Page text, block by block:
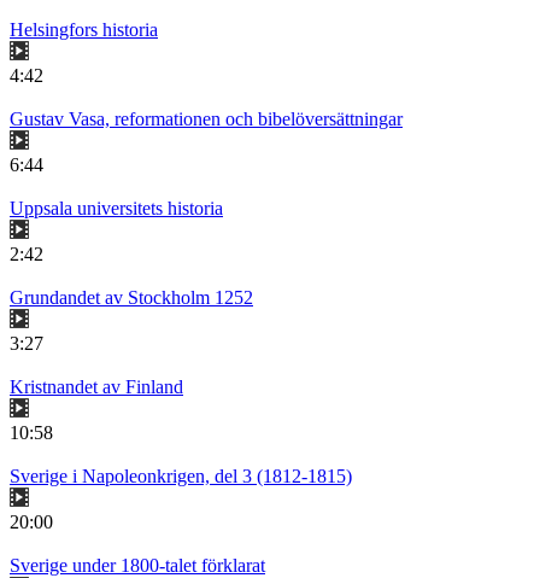
Helsingfors historia
4:42
Gustav Vasa, reformationen och bibelöversättningar
6:44
Uppsala universitets historia
2:42
Grundandet av Stockholm 1252
3:27
Kristnandet av Finland
10:58
Sverige i Napoleonkrigen, del 3 (1812-1815)
20:00
Sverige under 1800-talet förklarat